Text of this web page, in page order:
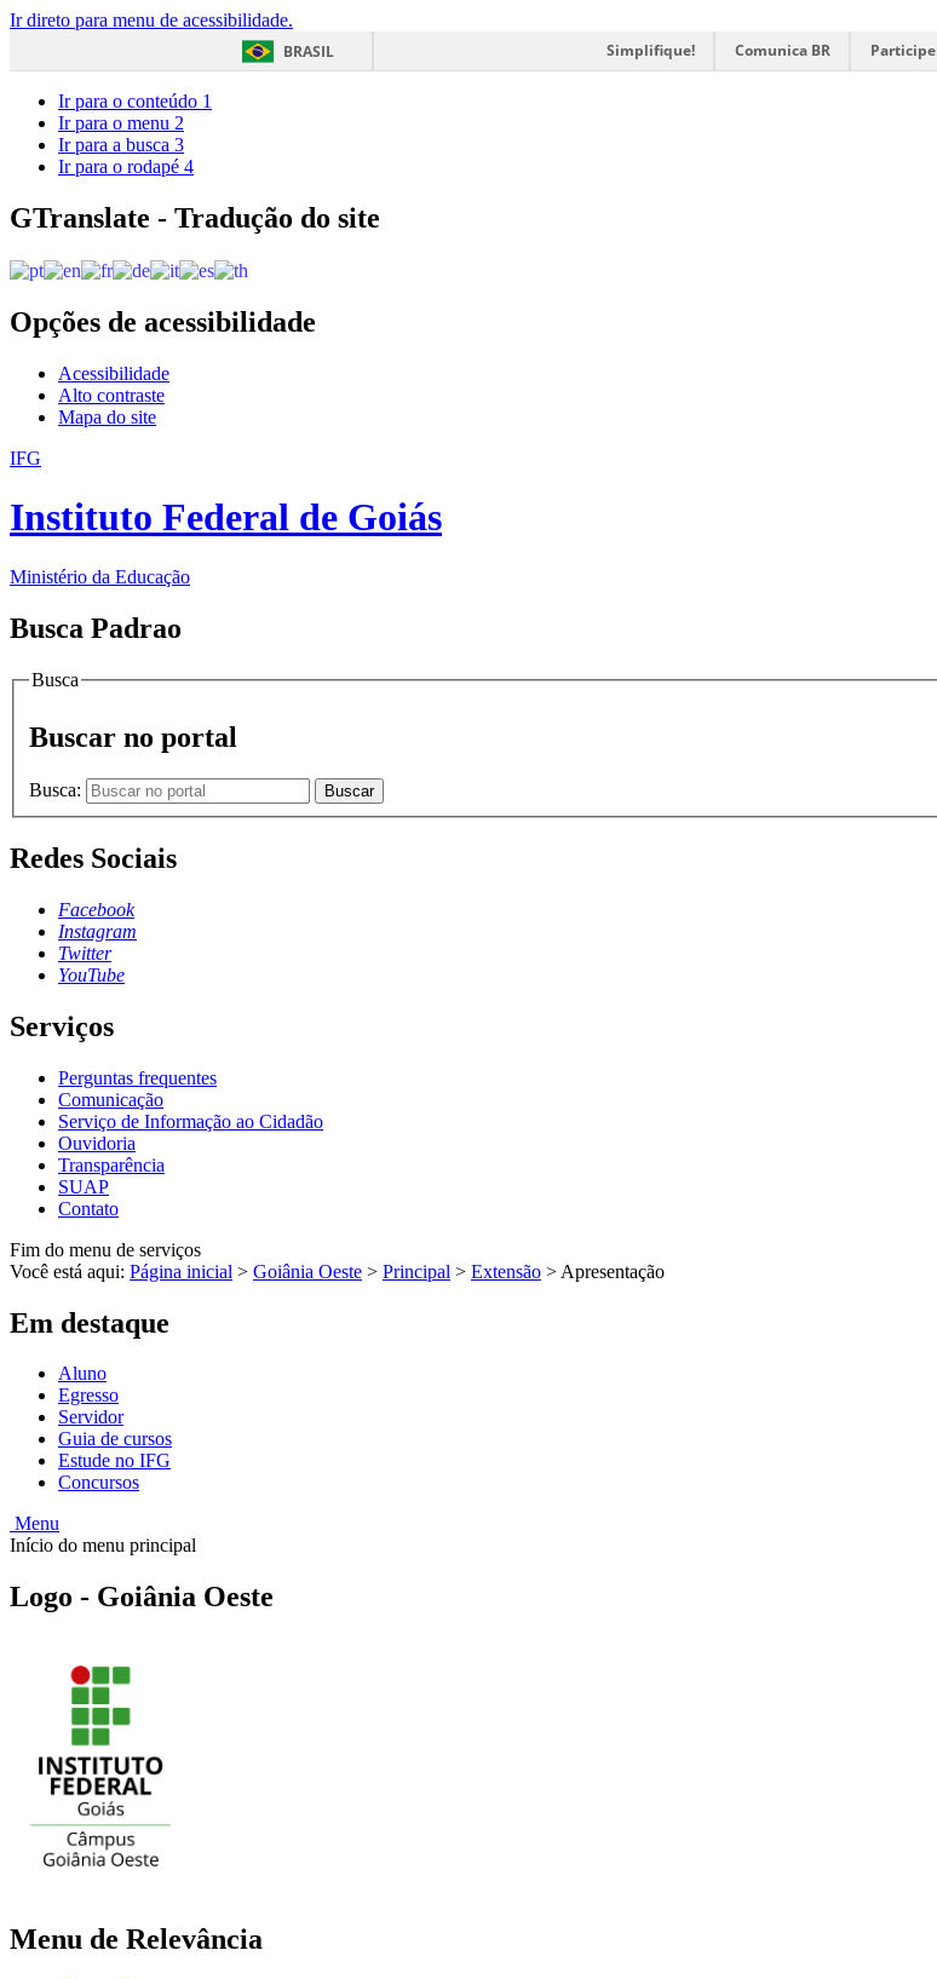
Ir direto para menu de acessibilidade.
BRASIL
Simplifique! Comunica BR Participe
Ir para o conteúdo 1
Ir para o menu 2
Ir para a busca 3
Ir para o rodapé 4
GTranslate - Tradução do site
Opções de acessibilidade
Acessibilidade
Alto contraste
Mapa do site
IFG
Instituto Federal de Goiás
Ministério da Educação
Busca Padrao
Busca
Buscar no portal
Busca: Buscar
Redes Sociais
Facebook
Instagram
Twitter
YouTube
Serviços
Perguntas frequentes
Comunicação
Serviço de Informação ao Cidadão
Ouvidoria
Transparência
SUAP
Contato
Fim do menu de serviços
Você está aqui: Página inicial > Goiânia Oeste > Principal > Extensão > Apresentação
Em destaque
Aluno
Egresso
Servidor
Guia de cursos
Estude no IFG
Concursos
Menu
Início do menu principal
Logo - Goiânia Oeste
Menu de Relevância